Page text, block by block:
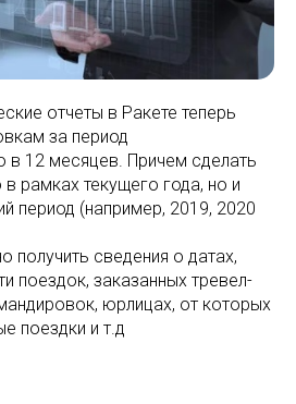
отчеты в Ракете теперь
за период
в 12 месяцев. Причем сделать
рамках текущего года, но и
период (например, 2019, 2020
получить сведения о датах,
поездок, заказанных тревел-
юрлицах, от которых
поездки и т.д